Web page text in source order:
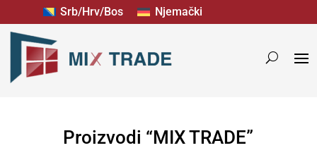
Srb/Hrv/Bos Njemački
Proizvodi “MIX TRADE”